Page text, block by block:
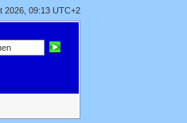
2026, 09:13 UTC+2